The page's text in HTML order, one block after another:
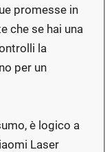
promesse in
che se hai una
la
per un
è logico a
Laser